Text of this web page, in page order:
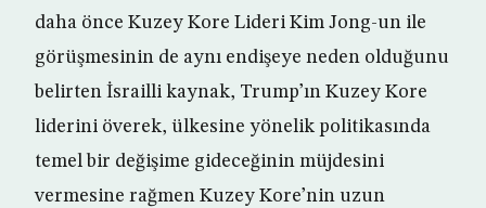
daha önce Kuzey Kore Lideri Kim Jong-un ile
görüşmesinin de aynı endişeye neden olduğunu
belirten İsrailli kaynak, Trump’ın Kuzey Kore
liderini överek, ülkesine yönelik politikasında
temel bir değişime gideceğinin müjdesini
vermesine rağmen Kuzey Kore’nin uzun